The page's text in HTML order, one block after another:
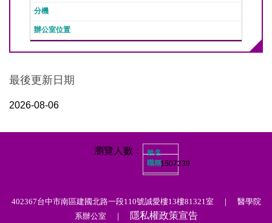
最後更新日期
2026-08-06
1507239
402367台中市南區建國北路一段110號誠愛樓13樓81321室 ｜ 醫學院
系辦公室 ｜
隱私權政策宣告